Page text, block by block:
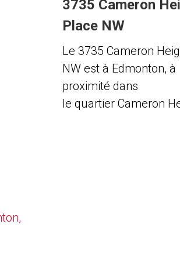
3735 Cameron
Place NW
Le 3735 Cameron
NW est à Edmonton, à
proximité dans
le quartier Cameron